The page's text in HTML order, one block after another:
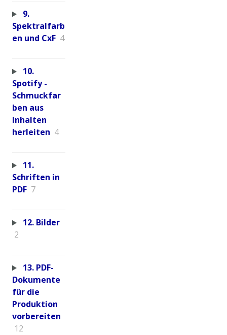
9.
Spektralfarb
en und CxF 4
10.
Spotify -
Schmuckfar
ben aus
Inhalten
herleiten 4
11.
Schriften in
PDF 7
12. Bilder
2
13. PDF-
Dokumente
für die
Produktion
vorbereiten
12